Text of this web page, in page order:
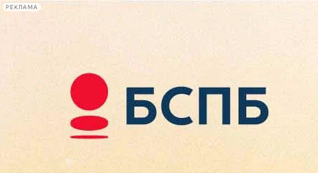
РЕКЛАМА
Сегодня:
2026.08.09
09:43
Афиша Plus